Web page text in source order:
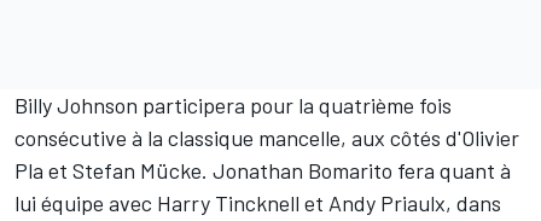
Billy Johnson participera pour la quatrième fois
consécutive à la classique mancelle, aux côtés d'Olivier
Pla et Stefan Mücke. Jonathan Bomarito fera quant à
lui équipe avec Harry Tincknell et Andy Priaulx, dans